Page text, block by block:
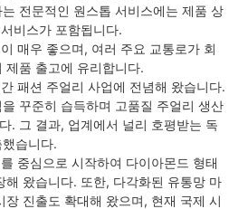
전문적인 원스톱 서비스에는 제품 상
비스가 포함됩니다.
매우 좋으며, 여러 주요 교통로가 회
제품 출고에 유리합니다.
패션 주얼리 사업에 전념해 왔습니다.
꾸준히 습득하며 고품질 주얼리 생산
. 그 결과, 업계에서 널리 호평받는 독
습니다.
중심으로 시작하여 다이아몬드 형태
해 왔습니다. 또한, 다각화된 유통망 마
진출도 확대해 왔으며, 현재 국제 시